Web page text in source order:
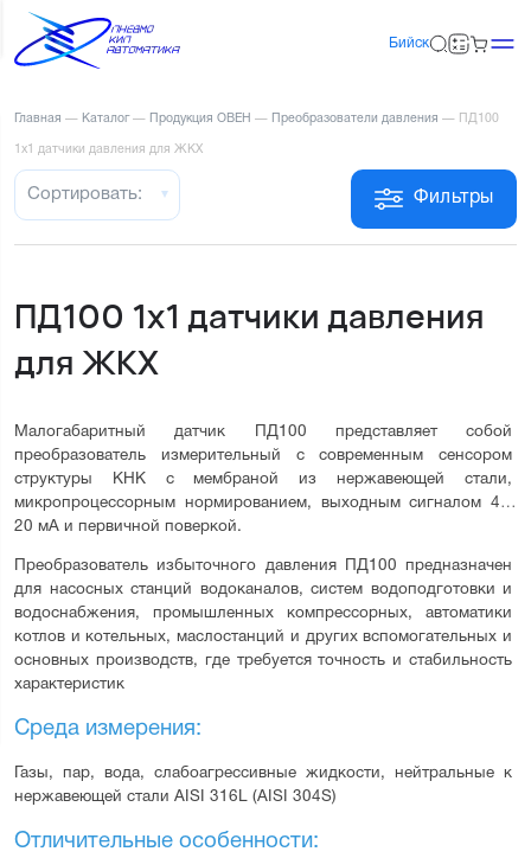
Бийск
Главная — Каталог — Продукция ОВЕН — Преобразователи давления — ПД100
1х1 датчики давления для ЖКХ
Фильтры
Сортировать:
ПД100 1х1 датчики давления
для ЖКХ
Малогабаритный датчик ПД100 представляет собой
преобразователь измерительный с современным сенсором
структуры КНК с мембраной из нержавеющей стали,
микропроцессорным нормированием, выходным сигналом 4…
20 мА и первичной поверкой.
Преобразователь избыточного давления ПД100 предназначен
для насосных станций водоканалов, систем водоподготовки и
водоснабжения, промышленных компрессорных, автоматики
котлов и котельных, маслостанций и других вспомогательных и
основных производств, где требуется точность и стабильность
характеристик
Среда измерения:
Газы, пар, вода, слабоагрессивные жидкости, нейтральные к
нержавеющей стали AISI 316L (AISI 304S)
Отличительные особенности: